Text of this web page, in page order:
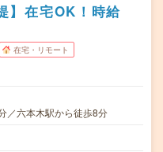
】在宅OK！時給
在宅・リモート
／六本木駅から徒歩8分